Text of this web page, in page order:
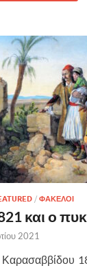
/ ΦΑΚΕΛΟΙ
και ο
2021